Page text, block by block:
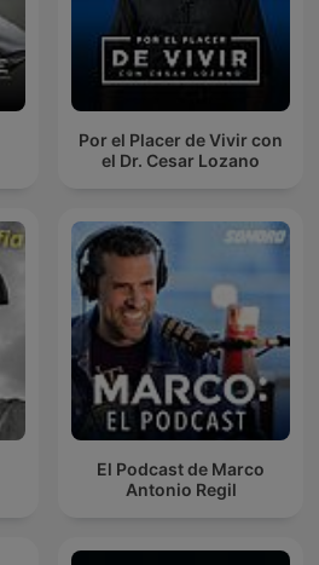
Por el Placer de Vivir con
el Dr. Cesar Lozano
El Podcast de Marco
Antonio Regil